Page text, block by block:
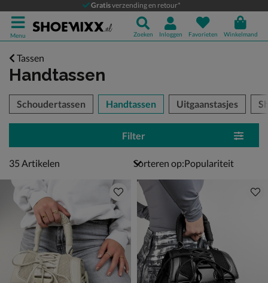
Gratisverzending en retour*
Menu Zoeken Inloggen Favorieten Winkelmand
Tassen
Handtassen
over
Schoudertassen Handtassen Uitgaanstasjes
Filter
35 artikelen
35 Artikelen Sorteren op: